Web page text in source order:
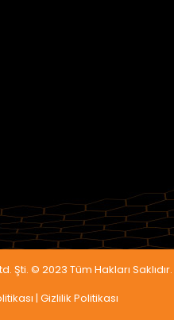
Şti. © 2023 Tüm Hakları Saklıdır.
| Gizlilik Politikası